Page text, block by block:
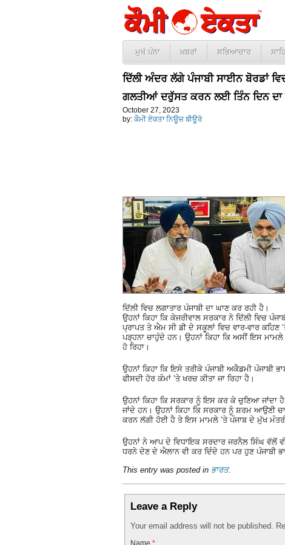
ਮੁਖੱ ਪੰਨਾ ਖ਼ਬਰਾਂ ਸਭਿਆਚਾਰ
ਦਿੱਲੀ ਅੰਦਰ ਲੱਗੇ ਪੰਜਾਬੀ ਸਾਈਨ ਬੋਰਡਾਂ
ਗਲਤੀਆਂ ਦਰੁੱਸਤ ਕਰਨ ਲਈ ਤਿੰਨ ਦਿਨ
October 27, 2023
by: ਕੌਮੀ ਏਕਤਾ ਨਿਊਜ਼ ਬੀਊਰੋ
ਦਿੱਲੀ ਵਿਚ ਲਗਾਤਾਰ ਪੰਜਾਬੀ ਦਾ ਘਾਣ ਕਰ ਰਹੀ ਹੈ।
ਉਹਨਾਂ ਕਿਹਾ ਕਿ ਕੇਜਰੀਵਾਲ ਸਰਕਾਰ ਨੇ ਦਿੱਲੀ ਵਿਚ
ਪ੍ਰਾਪਤ ਤੇ ਐਮ ਸੀ ਡੀ ਦੇ ਸਕੂਲਾਂ ਵਿਚ ਵਾਰ-ਵਾਰ ਕਹਿਣ
ਪੜ੍ਹਨਾ ਚਾਹੁੰਦੇ ਹਨ। ਉਹਨਾਂ ਕਿਹਾ ਕਿ ਅਸੀਂ ਇਸ
ਹੋ ਰਿਹਾ।
ਉਹਨਾਂ ਕਿਹਾ ਕਿ ਇਸੇ ਤਰੀਕੇ ਪੰਜਾਬੀ ਅਕੈਡਮੀ ਪੰਜਾਬੀ
ਫੀਸਦੀ ਹੋਰ ਕੰਮਾਂ ’ਤੇ ਖਰਚ ਕੀਤਾ ਜਾ ਰਿਹਾ ਹੈ।
ਉਹਨਾਂ ਕਿਹਾ ਕਿ ਸਰਕਾਰ ਨੂੰ ਇਸ ਕਰ ਕੇ ਚੁਣਿਆ ਜਾਂਦਾ
ਜਾਂਦੇ ਹਨ। ਉਹਨਾਂ ਕਿਹਾ ਕਿ ਸਰਕਾਰ ਨੂੰ ਸ਼ਰਮ ਆਉਣੀ
ਕਰਨ ਲੱਗੀ ਹੋਈ ਹੈ ਤੇ ਇਸ ਮਾਮਲੇ ’ਤੇ ਪੰਜਾਬ ਦੇ ਮੁੱਖ
ਉਹਨਾਂ ਨੇ ਆਪ ਦੇ ਵਿਧਾਇਕ ਸਰਦਾਰ ਜਰਨੈਲ ਸਿੰਘ ਵੱਲੋਂ ਵੀ
ਧਰਨੇ ਦੇਣ ਦੇ ਐਲਾਨ ਵੀ ਕਰ ਦਿੰਦੇ ਹਨ ਪਰ ਹੁਣ ਪੰਜਾਬੀ
This entry was posted in ਭਾਰਤ.
Leave a Reply
Your email address will not be published.
Name *